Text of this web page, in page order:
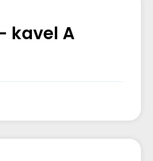
kavel A